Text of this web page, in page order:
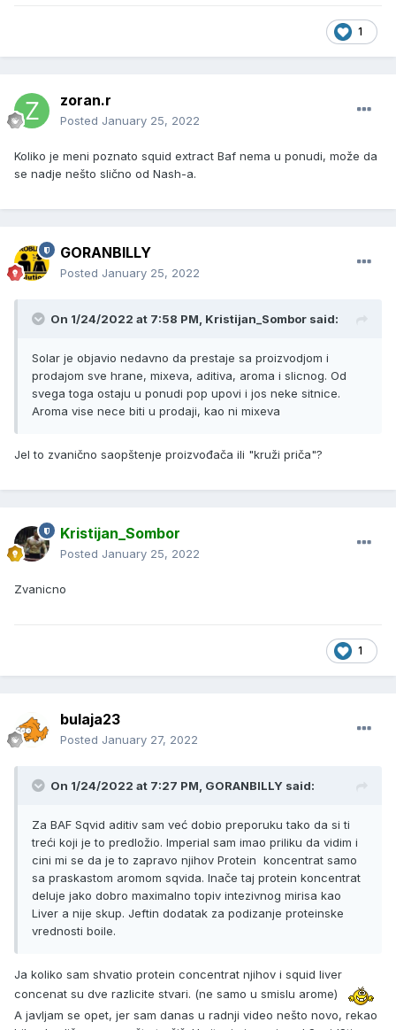
1
zoran.r
Posted January 25, 2022
Koliko je meni poznato squid extract Baf nema u ponudi, može da
se nadje nešto slično od Nash-a.
GORANBILLY
Posted January 25, 2022
On 1/24/2022 at 7:58 PM, Kristijan_Sombor said:
Solar je objavio nedavno da prestaje sa proizvodjom i
prodajom sve hrane, mixeva, aditiva, aroma i slicnog. Od
svega toga ostaju u ponudi pop upovi i jos neke sitnice.
Aroma vise nece biti u prodaji, kao ni mixeva
Jel to zvanično saopštenje proizvođača ili "kruži priča"?
Kristijan_Sombor
Posted January 25, 2022
Zvanicno
1
bulaja23
Posted January 27, 2022
On 1/24/2022 at 7:27 PM, GORANBILLY said:
Za BAF Sqvid aditiv sam već dobio preporuku tako da si ti
treći koji je to predložio. Imperial sam imao priliku da vidim i
cini mi se da je to zapravo njihov Protein koncentrat samo
sa praskastom aromom sqvida. Inače taj protein koncentrat
deluje jako dobro maximalno topiv intezivnog mirisa kao
Liver a nije skup. Jeftin dodatak za podizanje proteinske
vrednosti boile.
Ja koliko sam shvatio protein concentrat njihov i squid liver
concenat su dve razlicite stvari. (ne samo u smislu arome)
A javljam se opet, jer sam danas u radnji video nešto novo, rekao